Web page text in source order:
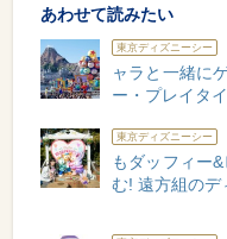
あわせて読みたい
東京ディズニーシー
ャラと一緒に
ー・プレイタ
東京ディズニーシー
もダッフィー
む! 遠方組のデ